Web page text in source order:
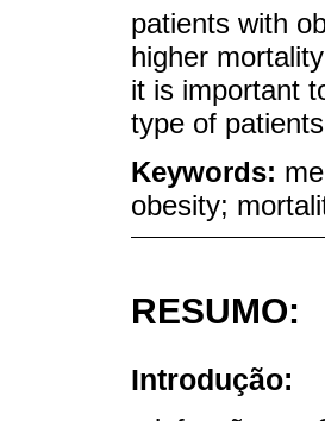
patients with
higher
it is important
type of
Keywords:
obesity;
RESUMO:
Introdução: